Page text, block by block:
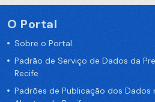
O Portal
Sobre o Portal
Padrão de Serviço de Dados da
Recife
Padrões de Publicação dos Dados